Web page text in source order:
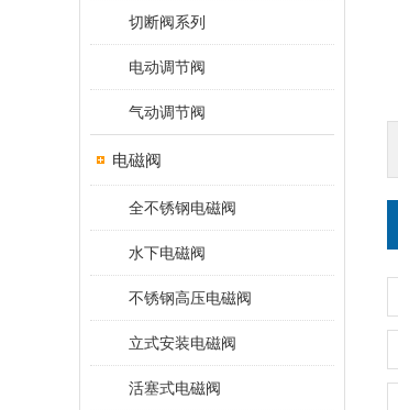
切断阀系列
电动调节阀
气动调节阀
电磁阀
全不锈钢电磁阀
水下电磁阀
不锈钢高压电磁阀
立式安装电磁阀
活塞式电磁阀